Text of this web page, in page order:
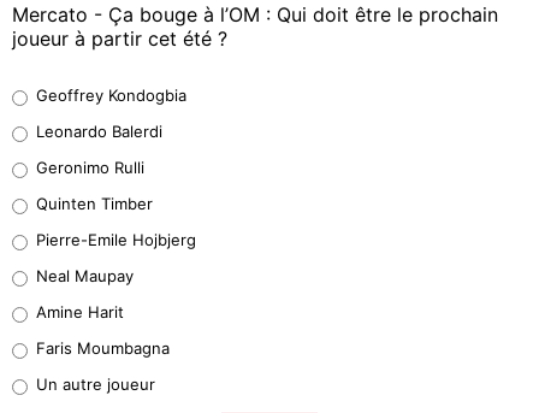
Mercato - Ça bouge à l’OM : Qui doit être le prochain
joueur à partir cet été ?
38%
32%
5%
1%
9%
Geoffrey Kondogbia
Leonardo Balerdi
Geronimo Rulli
Quinten Timber
Pierre-Emile Hojbjerg
Neal Maupay
Amine Harit
Faris Moumbagna
Un autre joueur